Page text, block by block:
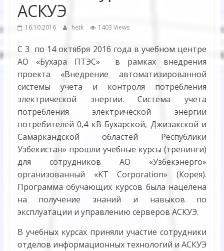
АСКУЭ
16.10.2016 hetk 1403 Views
С 3 по 14 октября 2016 года в учебном центре
АО «Бухара ПТЭС» в рамках внедрения
проекта «Внедрение автоматизированной
системы учета и контроля потребления
электрической энергии. Система учета
потребления электрической энергии
потребителей 0,4 кВ Бухарской, Джизакской и
Самаркандской областей Республики
Узбекистан» прошли учебные курсы (тренинги)
для сотрудников АО «Узбекэнерго»
организованный «KT Corporation» (Корея).
Программа обучающих курсов была нацелена
на получение знаний и навыков по
эксплуатации и управлению серверов АСКУЭ.
В учебных курсах приняли участие сотрудники
отделов информационных технологий и АСКУЭ